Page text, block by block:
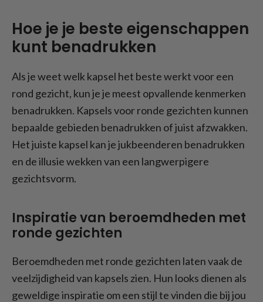
Hoe je je beste eigenschappen
kunt benadrukken
Als je weet welk kapsel het beste werkt voor een
rond gezicht, kun je je meest opvallende kenmerken
benadrukken. Kapsels voor ronde gezichten kunnen
bepaalde gebieden benadrukken of juist afzwakken.
Het juiste kapsel kan je jukbeenderen benadrukken
en de illusie wekken van een langwerpigere
gezichtsvorm.
Inspiratie van beroemdheden met
ronde gezichten
Beroemdheden met ronde gezichten laten vaak de
veelzijdigheid van kapsels zien. Hun looks dienen als
geweldige inspiratie om een stijl te vinden die bij jou